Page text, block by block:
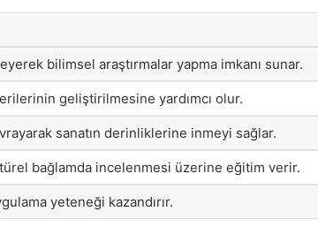
bilimsel araştırmalar yapma imkanı sunar.
geliştirilmesine yardımcı olur.
sanatın derinliklerine inmeyi sağlar.
bağlamda incelenmesi üzerine eğitim verir.
yeteneği kazandırır.